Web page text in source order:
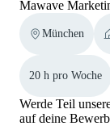
Mawave
München
20 h pro Woche
Werde Teil
auf deine